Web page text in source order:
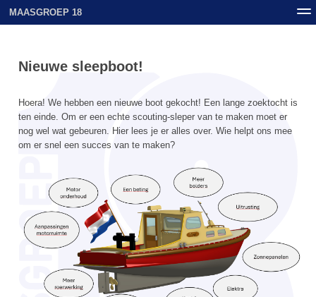
MAASGROEP 18
Nieuwe sleepboot!
Hoera! We hebben een nieuwe boot gekocht! Een lange zoektocht is
ten einde. Om er een echte scouting-sleper van te maken moet er
nog wel wat gebeuren. Hier lees je er alles over. Wie helpt ons mee
om er snel een succes van te maken?